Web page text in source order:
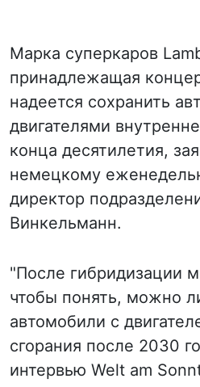
Марка суперкаров
принадлежащая
надеется сохранить
двигателями
конца десятилетия,
немецкому
директор
Винкельманн.
"После гибридизации
чтобы понять, можно
автомобили с
сгорания после 2030
интервью Welt am